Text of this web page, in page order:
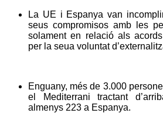
La UE i Espanya van
seus compromisos amb les
solament en relació als
per la seua voluntat
Enguany, més de 3.000
el Mediterrani tractant
almenys 223 a Espanya.